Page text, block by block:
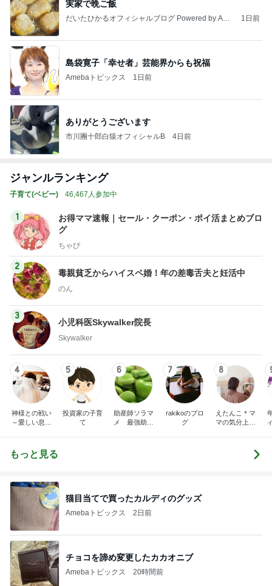
実家で晩ご飯
だいたひかるオフィシャルブログ Powered by Ame
1日前
島袋寛子「幸せ者」芸能界からも祝福
Amebaトピックス 1日前
ありがとうございます
市川團十郎白猿オフィシャルB 4日前
ジャンルランキング
子育て(ベビー) 46,467人参加中
1
お得ママ速報｜セール・クーポン・ポイ活まとめブロ
グ
ちゃぴ
2
毒親貧乏からハイスペ婚！年の差毒舌夫と妊活中
のん
3
小児科医Skywalker院長
Skywalker
4
神様との戦い
～愛しい息子
5
投資家の子育
て
6
助産師ソラマ
メ 最強助産
7
rakikoのブロ
グ
8
えたんこ＊マ
マの気分上が
もっと見る
猫目当てで買ったカルディのグッズ
Amebaトピックス 2日前
チョコを諦め変更したカカオニブ
Amebaトピックス 20時間前